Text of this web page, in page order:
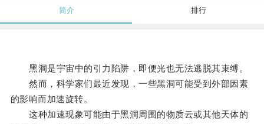
简介 排行
黑洞是宇宙中的引力陷阱，即便光也无法逃脱其束缚。
然而，科学家们最近发现，一些黑洞可能受到外部因素
的影响而加速旋转。
这种加速现象可能由于黑洞周围的物质云或其他天体的